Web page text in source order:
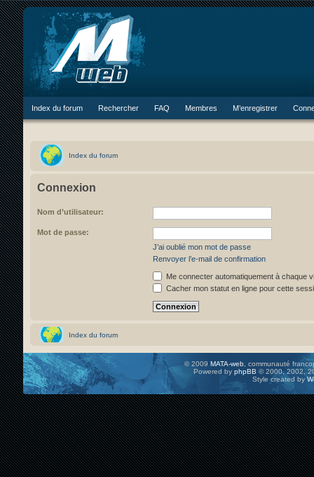
Index du forum Rechercher FAQ Membres M’enregistrer
Index du forum
Connexion
Nom d’utilisateur:
Mot de passe:
J’ai oublié mon mot de passe
Renvoyer l’e-mail de confirmation
Me connecter automatiquement à chaque
Cacher mon statut en ligne pour cette
Index du forum
© 2009 MATA-web , communauté
Powered by phpBB © 2000, 2002,
Style created by